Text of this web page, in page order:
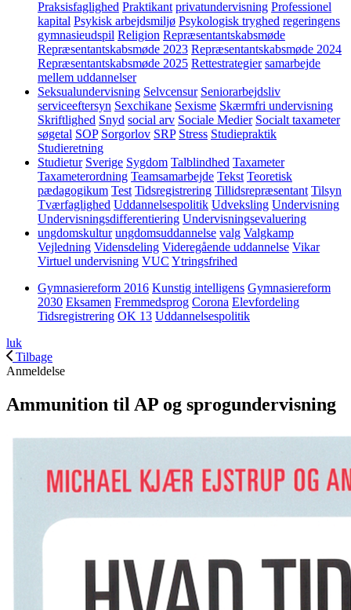
Praksisfaglighed Praktikant privatundervisning Professionel
kapital Psykisk arbejdsmiljø Psykologisk tryghed regeringens
gymnasieudspil Religion Repræsentantskabsmøde
Repræsentantskabsmøde 2023 Repræsentantskabsmøde 2024
Repræsentantskabsmøde 2025 Rettestrategier samarbejde
mellem uddannelser
Seksualundervisning Selvcensur Seniorarbejdsliv
serviceeftersyn Sexchikane Sexisme Skærmfri undervisning
Skriftlighed Snyd social arv Sociale Medier Socialt taxameter
søgetal SOP Sorgorlov SRP Stress Studiepraktik
Studieretning
Studietur Sverige Sygdom Talblindhed Taxameter
Taxameterordning Teamsamarbejde Tekst Teoretisk
pædagogikum Test Tidsregistrering Tillidsrepræsentant Tilsyn
Tværfaglighed Uddannelsespolitik Udveksling Undervisning
Undervisningsdifferentiering Undervisningsevaluering
ungdomskultur ungdomsuddannelse valg Valgkamp
Vejledning Vidensdeling Videregående uddannelse Vikar
Virtuel undervisning VUC Ytringsfrihed
Gymnasiereform 2016 Kunstig intelligens Gymnasiereform
2030 Eksamen Fremmedsprog Corona Elevfordeling
Tidsregistrering OK 13 Uddannelsespolitik
luk
Tilbage
Anmeldelse
Ammunition til AP og sprogundervisning